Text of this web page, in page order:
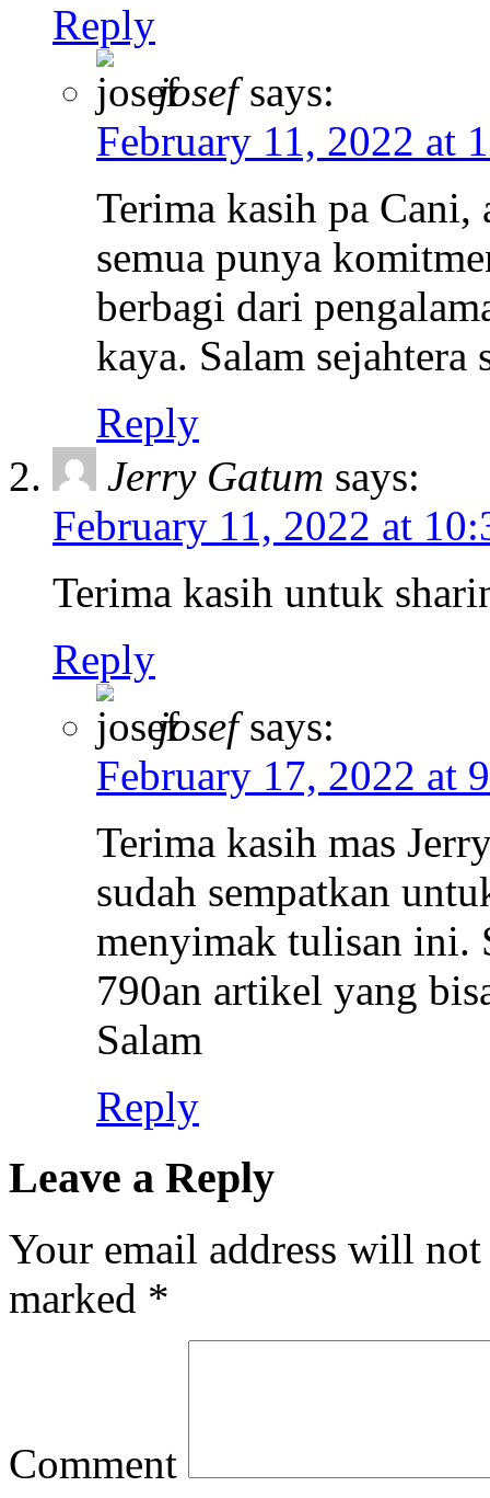
Reply
josef says:
February 11, 2022 at
Terima kasih pa
semua punya
berbagi dari
kaya. Salam sejahtera
Reply
Jerry Gatum says:
February 11, 2022 at
Terima kasih untuk
Reply
josef says:
February 17, 2022 at
Terima kasih mas
sudah sempatkan
menyimak tulisan ini.
790an artikel yang
Salam
Reply
Leave a Reply
Your email address will
marked *
Comment